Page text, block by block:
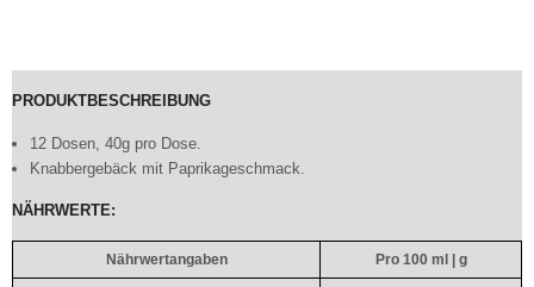
PRODUKTBESCHREIBUNG
12 Dosen, 40g pro Dose.
Knabbergebäck mit Paprikageschmack.
NÄHRWERTE:
Nährwertangaben Pro 100 ml | g